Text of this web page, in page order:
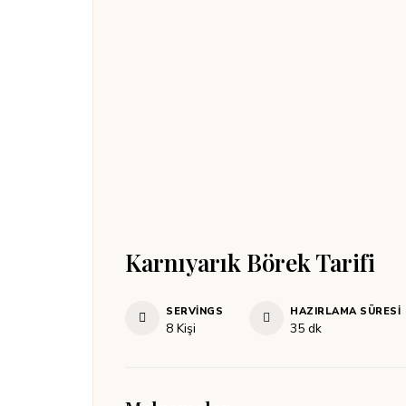
Karnıyarık Börek Tarifi
SERVINGS
8 Kişi
HAZIRLAMA SÜRESI
35dakika
dk